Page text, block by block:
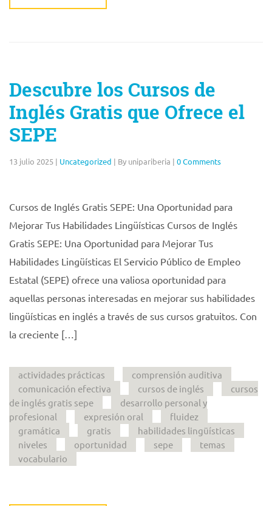
Descubre los Cursos de
Inglés Gratis que Ofrece el
SEPE
13 julio 2025 | Uncategorized | By unipariberia | 0 Comments
Cursos de Inglés Gratis SEPE: Una Oportunidad para
Mejorar Tus Habilidades Lingüísticas Cursos de Inglés
Gratis SEPE: Una Oportunidad para Mejorar Tus
Habilidades Lingüísticas El Servicio Público de Empleo
Estatal (SEPE) ofrece una valiosa oportunidad para
aquellas personas interesadas en mejorar sus habilidades
lingüísticas en inglés a través de sus cursos gratuitos. Con
la creciente […]
actividades prácticas
comprensión auditiva
comunicación efectiva
cursos de inglés
cursos
de inglés gratis sepe
desarrollo personal y
profesional
expresión oral
fluidez
gramática
gratis
habilidades lingüísticas
niveles
oportunidad sepe
temas
vocabulario